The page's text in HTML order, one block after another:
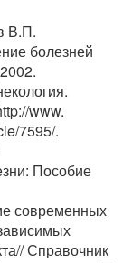
В.П.
болезней
www.
7595/.
Пособие
современных
Справочник